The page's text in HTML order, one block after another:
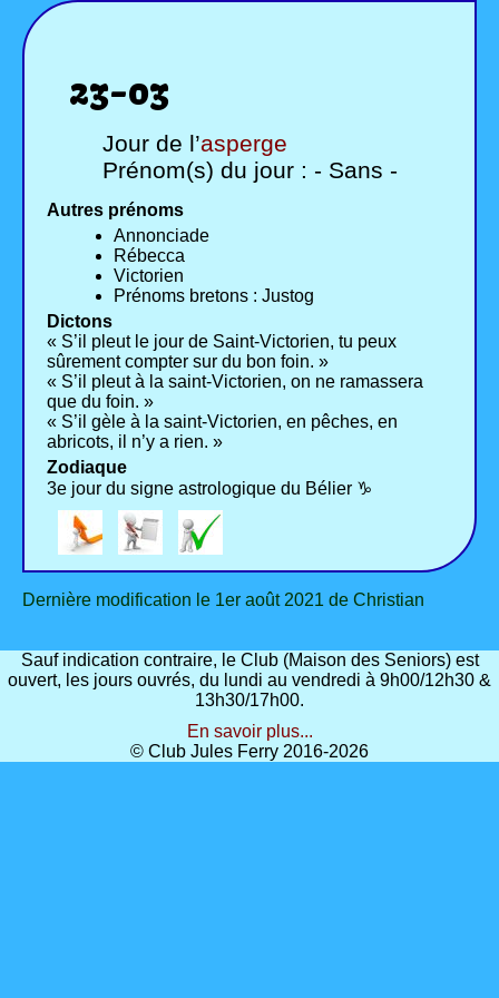
23-03
Jour de l’asperge
Prénom(s) du jour : - Sans -
Autres prénoms
Annonciade
Rébecca
Victorien
Prénoms bretons : Justog
Dictons
« S’il pleut le jour de Saint-Victorien, tu peux
sûrement compter sur du bon foin. »
« S’il pleut à la saint-Victorien, on ne ramassera
que du foin. »
« S’il gèle à la saint-Victorien, en pêches, en
abricots, il n’y a rien. »
Zodiaque
3e jour du signe astrologique du Bélier ♑
Dernière modification le 1er août 2021 de Christian
Sauf indication contraire, le Club (Maison des Seniors) est
ouvert, les jours ouvrés, du lundi au vendredi à 9h00/12h30 &
13h30/17h00.
En savoir plus...
© Club Jules Ferry 2016-2026